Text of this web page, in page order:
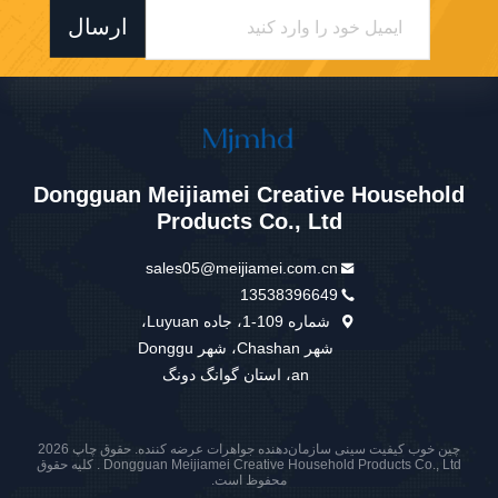
ارسال
Dongguan Meijiamei Creative Household
Products Co., Ltd
sales05@meijiamei.com.cn
13538396649
شماره 109-1، جاده Luyuan،
شهر Chashan، شهر Donggu
an، استان گوانگ دونگ
چین خوب کیفیت سینی سازمان‌دهنده جواهرات عرضه کننده. حقوق چاپ 2026
Dongguan Meijiamei Creative Household Products Co., Ltd . کلیه حقوق
محفوظ است.